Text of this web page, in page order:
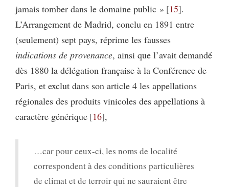
jamais tomber dans le domaine public » 15 .
L’Arrangement de Madrid, conclu en 1891 entre
(seulement) sept pays, réprime les fausses
indications de provenance, ainsi que l’avait demandé
dès 1880 la délégation française à la Conférence de
Paris, et exclut dans son article 4 les appellations
régionales des produits vinicoles des appellations à
caractère générique 16 ,
…car pour ceux-ci, les noms de localité
correspondent à des conditions particulières
de climat et de terroir qui ne sauraient être